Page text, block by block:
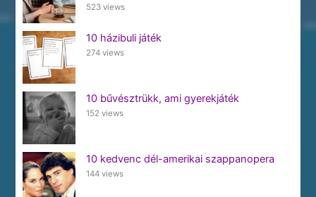
523 views
10 házibuli játék
274 views
10 bűvésztrükk, ami gyerekjáték
152 views
10 kedvenc dél-amerikai szappanopera
144 views